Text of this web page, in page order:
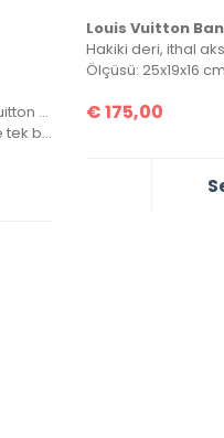
Aksesuar ve kapsüller de Lois Vuitton yazısı mevcuttur.
Çanta içerisinde, arka gövde de tek bir göz bulunmaktadır.
Ölçüsü: 25x19x16 cm
€175,00